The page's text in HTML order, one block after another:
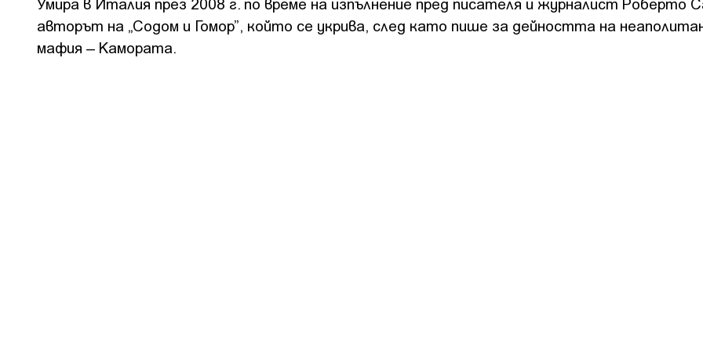
авторът на „Содом и Гомор”, който се укрива, след като пише за дейността на
мафия – Камората.